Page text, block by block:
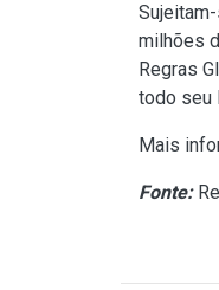
milhões
Regras
todo seu
Mais
Fonte: